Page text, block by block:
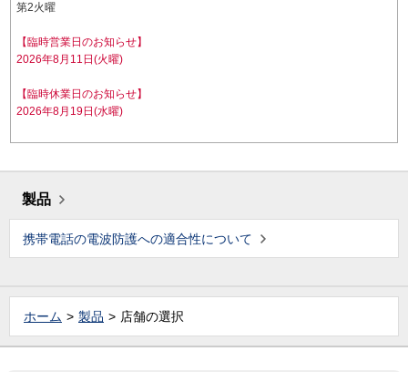
第2火曜
【臨時営業日のお知らせ】
2026年8月11日(火曜)
【臨時休業日のお知らせ】
2026年8月19日(水曜)
製品
携帯電話の電波防護への適合性について
ホーム 製品 店舗の選択